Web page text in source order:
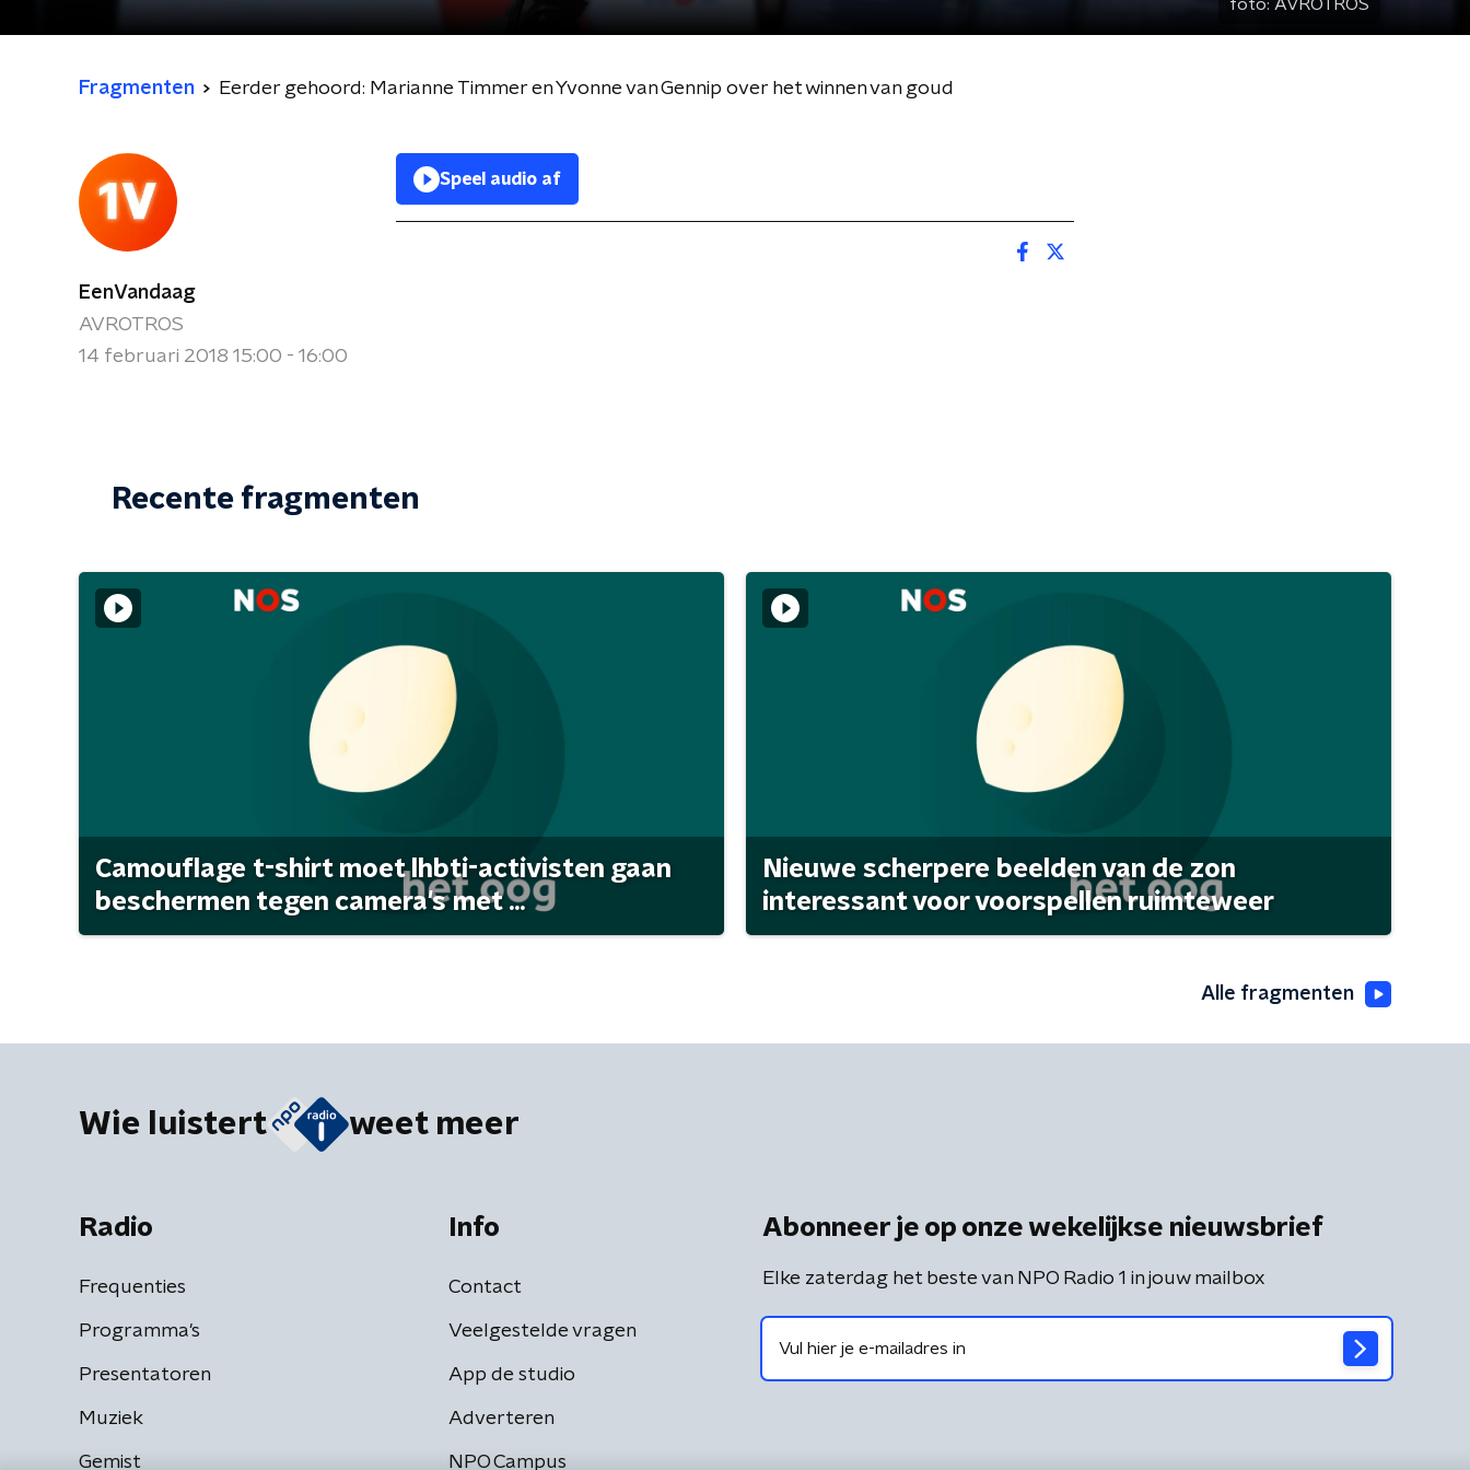
foto: AVROTROS
Fragmenten Eerder gehoord: Marianne Timmer en Yvonne van Gennip over het winnen van goud
EenVandaag
AVROTROS
14 februari 2018 15:00 - 16:00
Speel audio af
Recente fragmenten
Camouflage t-shirt moet lhbti-activisten gaan
beschermen tegen camera's met ...
Nieuwe scherpere beelden van de zon
interessant voor voorspellen ruimteweer
Alle fragmenten
Wie luistert weet meer
Radio
Frequenties
Programma's
Presentatoren
Muziek
Gemist
Info
Contact
Veelgestelde vragen
App de studio
Adverteren
NPO Campus
Abonneer je op onze wekelijkse nieuwsbrief
Elke zaterdag het beste van NPO Radio 1 in jouw mailbox